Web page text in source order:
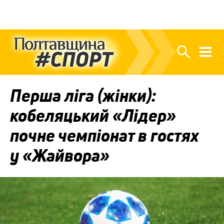
Перша ліга (жінки):
кобеляцький «Лідер»
почне чемпіонат в гостях
у «Жайвора»